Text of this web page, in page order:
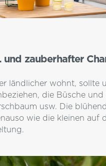
und zauberhafter
ländlicher wohnt, sollte
die Büsche
usw. Die
wie die kleinen auf